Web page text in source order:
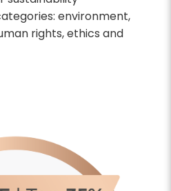
environment,
rights, ethics and